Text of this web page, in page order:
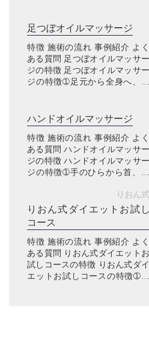
ワークで首こりや肩こりが辛い
スマホのやり過ぎで首こりが
辛...
足つぼオイルマッサージ
特徴 施術の流れ 事例紹介 よく
ある質問 足つぼオイルマッサー
ジの特徴 足つぼオイルマッサー
ジの特徴➀足元から全身へ、不
むくみがひどく、夕方になると
靴がきつく感じる冷え性で、
足...
ハンドオイルマッサージ
特徴 施術の流れ 事例紹介 よく
ある質問 ハンドオイルマッサー
ジの特徴 ハンドオイルマッサー
ジの特徴➀手のひらから首、肩
きる こんなお悩みありません
か？ 手が冷たい・冷え性がつら
いパソコン・スマホの使いすぎ
で...
りおん
りおん式ダイエットお試し
コース
特徴 施術の流れ 事例紹介 よく
ある質問 りおん式ダイエットお
試しコースの特徴 りおん式ダイ
エットお試しコースの特徴➀太